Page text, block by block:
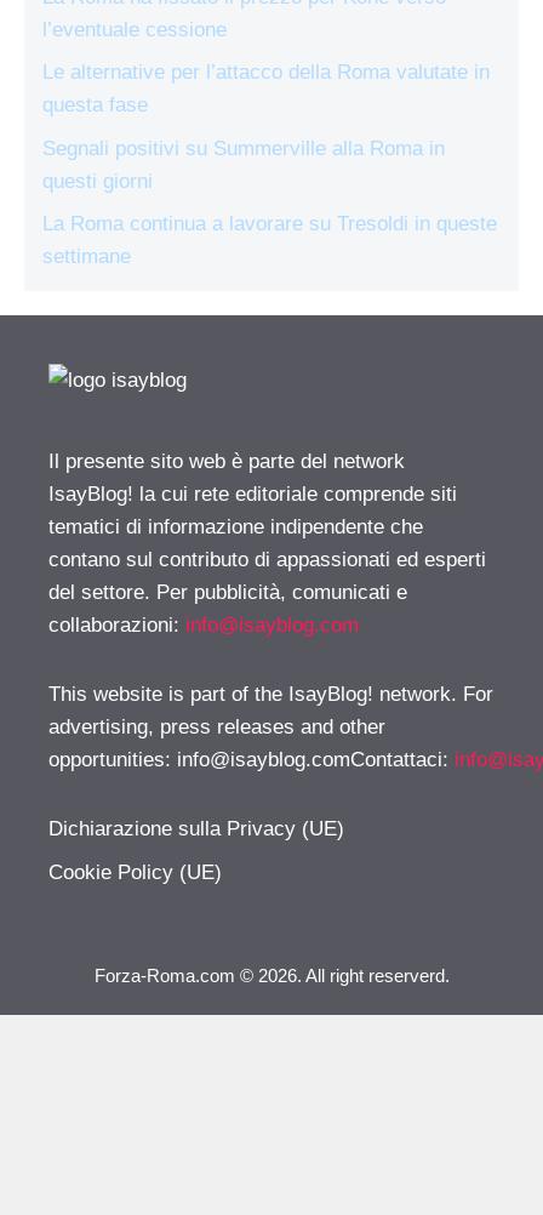
l’eventuale cessione
Le alternative per l’attacco della Roma valutate in
questa fase
Segnali positivi su Summerville alla Roma in
questi giorni
La Roma continua a lavorare su Tresoldi in queste
settimane
Il presente sito web è parte del network
IsayBlog! la cui rete editoriale comprende siti
tematici di informazione indipendente che
contano sul contributo di appassionati ed esperti
del settore. Per pubblicità, comunicati e
collaborazioni: info@isayblog.com
This website is part of the IsayBlog! network. For
advertising, press releases and other
opportunities: info@isayblog.comContattaci:
Dichiarazione sulla Privacy (UE)
Cookie Policy (UE)
Forza-Roma.com © 2026. All right reserverd.